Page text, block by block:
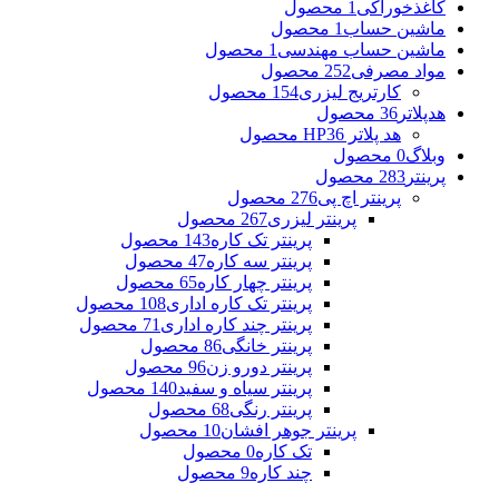
کاغذخوراکی 1 محصول
ماشین حساب 1 محصول
ماشین حساب مهندسی 1 محصول
مواد مصرفی252 محصول
کارتریج لیزری154 محصول
هدپلاتر 36 محصول
هد پلاتر HP 36 محصول
وبلاگ0 محصول
پرینتر 283 محصول
پرینتر اچ پی276 محصول
پرینتر لیزری267 محصول
پرینتر تک کاره143 محصول
پرینتر سه کاره47 محصول
پرینتر چهار کاره65 محصول
پرینتر تک کاره اداری108 محصول
پرینتر چند کاره اداری 71 محصول
پرینتر خانگی86 محصول
پرینتر دورو زن96 محصول
پرینتر سیاه و سفید140 محصول
پرینتر رنگی68 محصول
پرینتر جوهر افشان10 محصول
تک کاره0 محصول
چند کاره9 محصول